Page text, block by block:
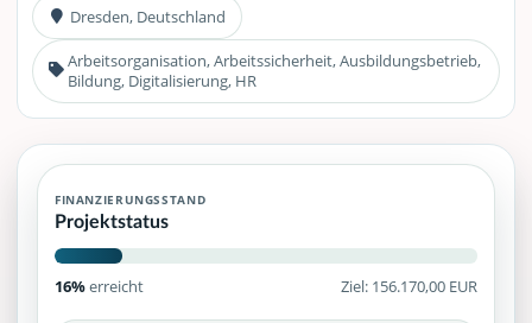
Dresden, Deutschland
Arbeitsorganisation, Arbeitssicherheit, Ausbildungsbetrieb,
Bildung, Digitalisierung, HR
FINANZIERUNGSSTAND
Projektstatus
16%erreicht Ziel: 156.170,00 EUR